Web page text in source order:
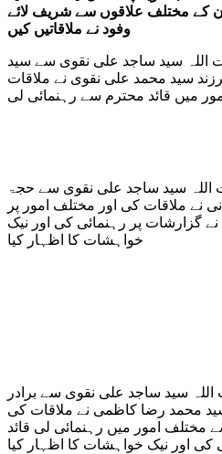
کے مختلف علاقوں سے شریف لائے
وفود نے ملاقاتیں کیں
اللہ سید ساجد علی نقوی سے سید
سید محمد علی نقوی نے ملاقات
میں قائد محترم سے رہنمائی لی
اللہ سید ساجد علی نقوی سے حجۃ
نے ملاقات کی اور مختلف امور پر
گزارشات پر رہنمائی کی اور نیک
خواہشات کا اظہار کیا
اللہ سید ساجد علی نقوی سے برادر
محمد رضا کاظمی نے ملاقات کی
مختلف امور میں رہنمائی لی قائد
کی اور نیک خواہشات کا اظہار کیا